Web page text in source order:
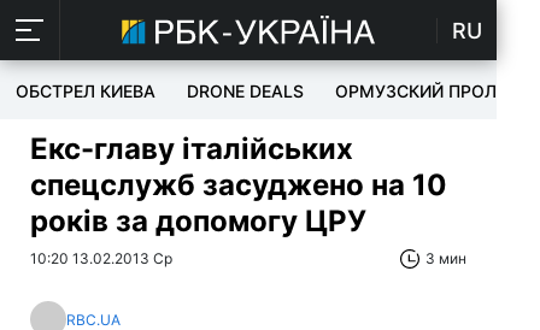
RU
ОБСТРЕЛ КИЕВА DRONE DEALS ОРМУЗСКИЙ ПРОЛИВ
Екс-главу італійських
спецслужб засуджено на 10
років за допомогу ЦРУ
10:20 13.02.2013 Ср 3 мин
RBC.UA